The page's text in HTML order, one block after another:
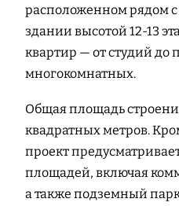
расположенном рядом
здании высотой 12-13
квартир — от студий до
многокомнатных.
Общая площадь
квадратных метров.
проект
площадей, включая
а также подземный